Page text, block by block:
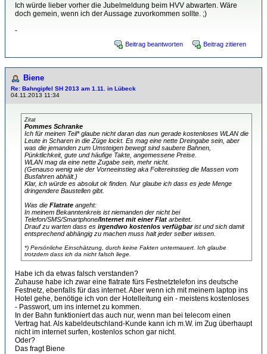
Ich würde lieber vorher die Jubelmeldung beim HVV abwarten. Wäre
doch gemein, wenn ich der Aussage zuvorkommen sollte. ;)
-
Beitrag beantworten Beitrag zitieren
Biene
Re: Bahngipfel SH 2013 am 1.11. in Lübeck
04.11.2013 11:34
Zitat
Pommes Schranke
Ich für meinen Teil* glaube nicht daran das nun gerade kostenloses WLAN die
Leute in Scharen in die Züge lockt. Es mag eine nette Dreingabe sein, aber
was die jemanden zum Umsteigen bewegt sind saubere Bahnen,
Pünktlichkeit, gute und häufige Takte, angemessene Preise.
WLAN mag da eine nette Zugabe sein, mehr nicht.
(Genauso wenig wie der Vorneeinstieg aka Foltereinstieg die Massen vom
Busfahren abhält.)
Klar, ich würde es absolut ok finden. Nur glaube ich dass es jede Menge
dringendere Baustellen gibt.
Was die Flatrate angeht:
In meinem Bekanntenkreis ist niemanden der nicht bei
Telefon/SMS/Smartphone/Internet mit einer Flat arbeitet.
Drauf zu warten dass es irgendwo kostenlos verfügbarist und sich damit
entsprechend abhängig zu machen muss halt jeder selber wissen.
*) Persönliche Einschätzung, durch keine Fakten untermauert. Ich glaube
trotzdem dass ich da nicht falsch liege.
Habe ich da etwas falsch verstanden?
Zuhause habe ich zwar eine flatrate fürs Festnetztelefon ins deutsche
Festnetz, ebenfalls für das internet. Aber wenn ich mit meinem laptop ins
Hotel gehe, benötige ich von der Hotelleitung ein - meistens kostenloses
- Passwort, um ins internet zu kommen.
In der Bahn funktioniert das auch nur, wenn man bei telecom einen
Vertrag hat. Als kabeldeutschland-Kunde kann ich m.W. im Zug überhaupt
nicht im internet surfen, kostenlos schon gar nicht.
Oder?
Das fragt Biene